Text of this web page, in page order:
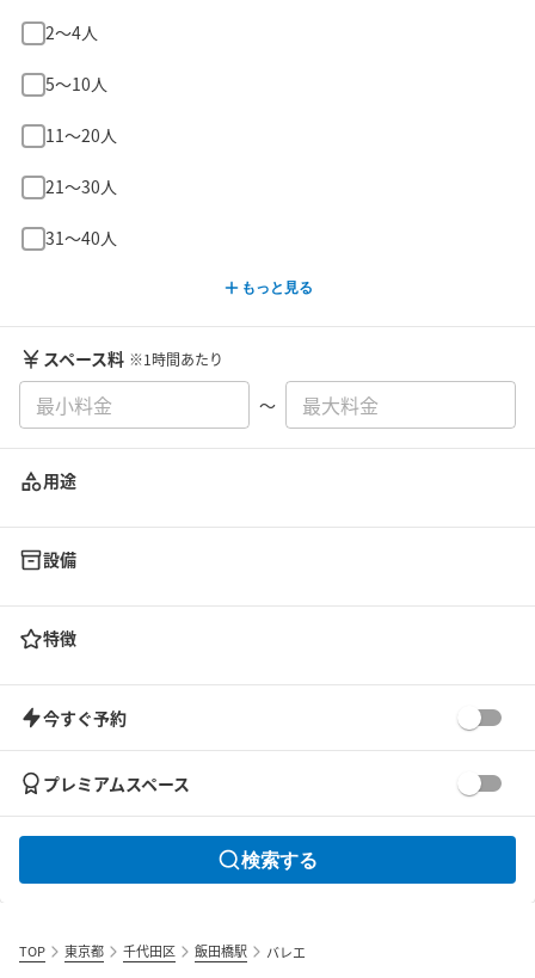
2〜4人
5〜10人
11〜20人
21〜30人
31〜40人
もっと見る
スペース料 ※1時間あたり
〜
用途
設備
特徴
今すぐ予約
プレミアムスペース
検索する
TOP 東京都 千代田区 飯田橋駅 バレエ